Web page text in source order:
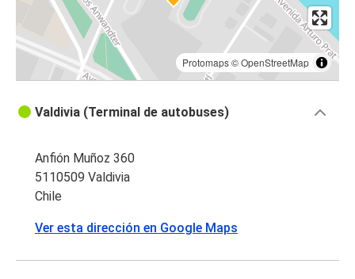
Protomaps©OpenStreetMap
Valdivia (Terminal de autobuses)
Anfión Muñoz 360
5110509 Valdivia
Chile
Ver esta dirección en Google Maps